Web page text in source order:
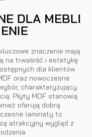
DLA MEBLI
kluczowe znaczenie mają
na trwałość i estetykę
dla klientów
oraz nowoczesne
charakteryzujący
Płyty MDF stanowią
oferują dobrą
laminaty to
atrakcyjny wygląd z